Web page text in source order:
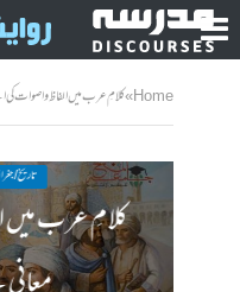
Home
»کلامِ عرب میں الفاظ و اصوات
تاریخ /
کلامِ عرب میں